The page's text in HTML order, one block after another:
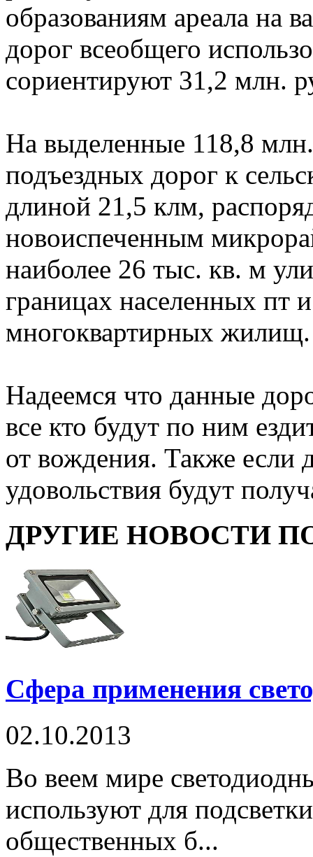
образованиям ареала на
дорог всеобщего
сориентируют 31,2 млн.
На выделенные 118,8
подъездных дорог к
длиной 21,5 клм,
новоиспеченным
наиболее 26 тыс. кв. м
границах населенных пт
многоквартирных жилищ.
Надеемся что данные
все кто будут по ним
от вождения. Также если
удовольствия будут
ДРУГИЕ НОВОСТИ
Сфера применения
02.10.2013
Во веем мире
используют для
общественных б...